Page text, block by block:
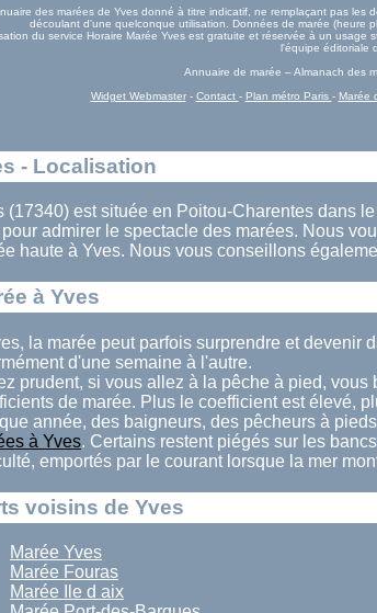
des marées de Yves donné à titre indicatif, ne remplaçant pas les
découlant d'une quelconque utilisation. Données de marée (heure
du service Horaire Marée Yves est gratuite et réservée à un
l'équipe éditoriale
Annuaire de marée – Almanach des
Widget Webmaster- Contact - Plan métro Paris - Marée
- Localisation
(17340) est située en Poitou-Charentes dans
admirer le spectacle des marées. Nous
haute à Yves. Nous vous conseillons
à Yves
la marée peut parfois surprendre et devenir
d'une semaine à l'autre.
prudent, si vous allez à la pêche à pied,
de marée. Plus le coefficient est élevé,
année, des baigneurs, des pêcheurs à
à Yves. Certains restent piégés sur les
emportés par le courant lorsque la mer
voisins de Yves
Marée Yves
Marée Fouras
Marée Ile d aix